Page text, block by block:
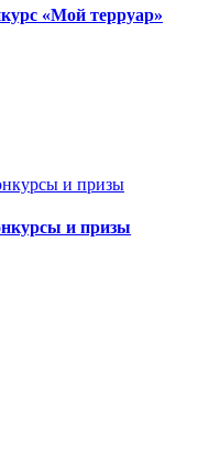
«Мой терруар»
и призы